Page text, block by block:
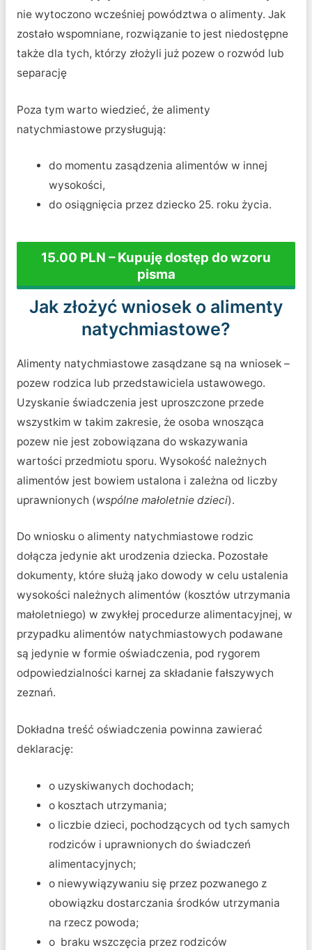
nie wytoczono wcześniej powództwa o alimenty. Jak
zostało wspomniane, rozwiązanie to jest niedostępne
także dla tych, którzy złożyli już pozew o rozwód lub
separację
Poza tym warto wiedzieć, że alimenty
natychmiastowe przysługują:
do momentu zasądzenia alimentów w innej
wysokości,
do osiągnięcia przez dziecko 25. roku życia.
15.00 PLN – Kupuję dostęp do wzoru
pisma
Jak złożyć wniosek o alimenty
natychmiastowe?
Alimenty natychmiastowe zasądzane są na wniosek –
pozew rodzica lub przedstawiciela ustawowego.
Uzyskanie świadczenia jest uproszczone przede
wszystkim w takim zakresie, że osoba wnosząca
pozew nie jest zobowiązana do wskazywania
wartości przedmiotu sporu. Wysokość należnych
alimentów jest bowiem ustalona i zależna od liczby
uprawnionych (wspólne małoletnie dzieci).
Do wniosku o alimenty natychmiastowe rodzic
dołącza jedynie akt urodzenia dziecka. Pozostałe
dokumenty, które służą jako dowody w celu ustalenia
wysokości należnych alimentów (kosztów utrzymania
małoletniego) w zwykłej procedurze alimentacyjnej, w
przypadku alimentów natychmiastowych podawane
są jedynie w formie oświadczenia, pod rygorem
odpowiedzialności karnej za składanie fałszywych
zeznań.
Dokładna treść oświadczenia powinna zawierać
deklarację:
o uzyskiwanych dochodach;
o kosztach utrzymania;
o liczbie dzieci, pochodzących od tych samych
rodziców i uprawnionych do świadczeń
alimentacyjnych;
o niewywiązywaniu się przez pozwanego z
obowiązku dostarczania środków utrzymania
na rzecz powoda;
o braku wszczęcia przez rodziców